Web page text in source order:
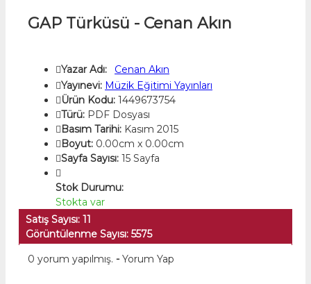
GAP Türküsü - Cenan Akın
Yazar Adı:
Cenan Akın
Yayınevi: Müzik Eğitimi Yayınları
Ürün Kodu: 1449673754
Türü: PDF Dosyası
Basım Tarihi: Kasım 2015
Boyut: 0.00cm x 0.00cm
Sayfa Sayısı: 15 Sayfa
Stok Durumu:
Stokta var
Satış Sayısı: 11
Görüntülenme Sayısı: 5575
0 yorum yapılmış. - Yorum Yap